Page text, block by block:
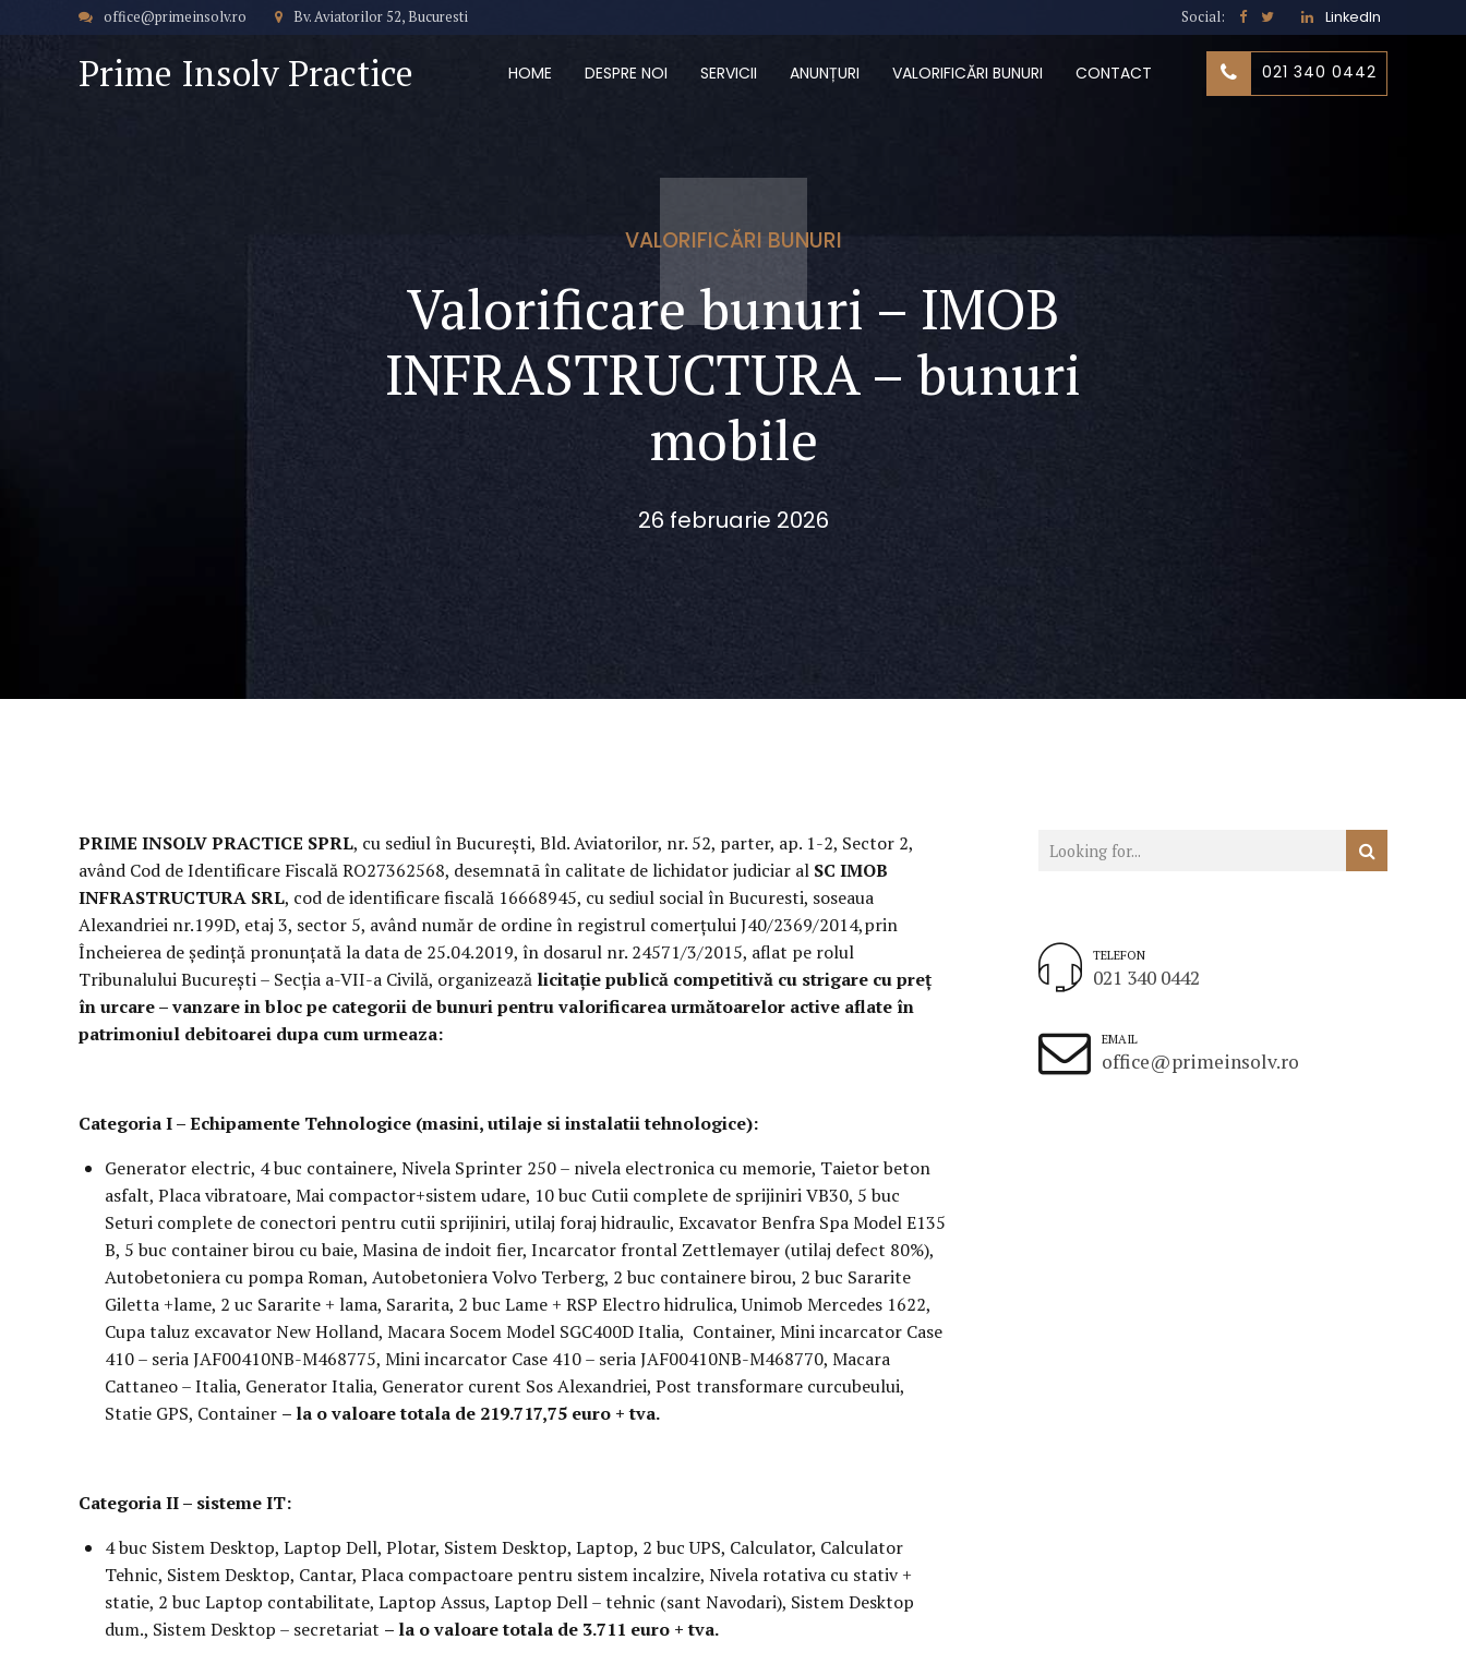
office@primeinsolv.ro Bv. Aviatorilor 52, Bucuresti Social: LinkedIn
Prime Insolv Practice 021 340 0442
HOME DESPRE NOI SERVICII ANUNȚURI VALORIFICĂRI BUNURI CONTACT
VALORIFICĂRI BUNURI
Valorificare bunuri – IMOB
INFRASTRUCTURA – bunuri
mobile
26 februarie 2026
PRIME INSOLV PRACTICE SPRL, cu sediul în București, Bld. Aviatorilor, nr. 52, parter, ap. 1-2, Sector 2,
având Cod de Identificare Fiscală RO27362568, desemnatã în calitate de lichidator judiciar al SC IMOB
INFRASTRUCTURA SRL, cod de identificare fiscală 16668945, cu sediul social în Bucuresti, soseaua
Alexandriei nr.199D, etaj 3, sector 5, având număr de ordine în registrul comerţului J40/2369/2014,prin
Încheierea de ședință pronunţată la data de 25.04.2019, în dosarul nr. 24571/3/2015, aflat pe rolul
Tribunalului București – Secţia a-VII-a Civilă, organizează licitație publică competitivă cu strigare cu preț
în urcare – vanzare in blocpe categorii de bunuripentru valorificareaurmătoarelor active aflate în
patrimoniul debitoarei dupa cum urmeaza:
Categoria I – Echipamente Tehnologice (masini, utilaje si instalatii tehnologice):
Generator electric, 4 buc containere, Nivela Sprinter 250 – nivela electronica cu memorie, Taietor beton
asfalt, Placa vibratoare, Mai compactor+sistem udare, 10 buc Cutii complete de sprijiniri VB30, 5 buc
Seturi complete de conectori pentru cutii sprijiniri, utilaj foraj hidraulic, Excavator Benfra Spa Model E135
B, 5 buc container birou cu baie, Masina de indoit fier, Incarcator frontal Zettlemayer (utilaj defect 80%),
Autobetoniera cu pompa Roman, Autobetoniera Volvo Terberg, 2 buc containere birou, 2 buc Sararite
Giletta +lame, 2 uc Sararite + lama, Sararita, 2 buc Lame + RSP Electro hidrulica, Unimob Mercedes 1622,
Cupa taluz excavator New Holland, Macara Socem Model SGC400D Italia, Container, Mini incarcator Case
410 – seria JAF00410NB-M468775, Mini incarcator Case 410 – seria JAF00410NB-M468770, Macara
Cattaneo – Italia, Generator Italia, Generator curent Sos Alexandriei, Post transformare curcubeului,
Statie GPS, Container – la o valoare totala de 219.717,75 euro + tva.
Categoria II – sisteme IT:
4 buc Sistem Desktop, Laptop Dell, Plotar, Sistem Desktop, Laptop, 2 buc UPS, Calculator, Calculator
Tehnic, Sistem Desktop, Cantar, Placa compactoare pentru sistem incalzire, Nivela rotativa cu stativ +
statie, 2 buc Laptop contabilitate, Laptop Assus, Laptop Dell – tehnic (sant Navodari), Sistem Desktop
dum., Sistem Desktop – secretariat – la o valoare totala de 3.711 euro + tva.
TELEFON
021 340 0442
EMAIL
office@primeinsolv.ro